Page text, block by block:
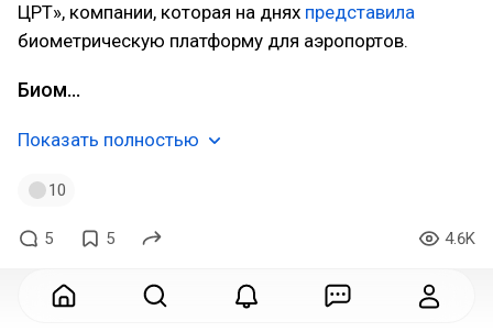
ЦРТ», компании, которая на днях представила
биометрическую платформу для аэропортов.
Биом…
Показать полностью
10
5 5 4.6K